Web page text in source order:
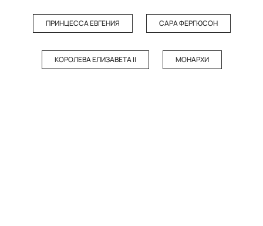
ПРИНЦЕССА ЕВГЕНИЯ САРА ФЕРГЮСОН
КОРОЛЕВА ЕЛИЗАВЕТА II МОНАРХИ